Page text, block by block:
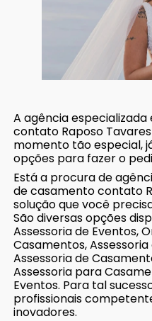
A agência
contato Raposo
momento tão especial,
opções para fazer o
Está a procura de
de casamento contato
solução que você
São diversas opções
Assessoria de Eventos,
Casamentos,
Assessoria de
Assessoria para
Eventos. Para tal
profissionais
inovadores.